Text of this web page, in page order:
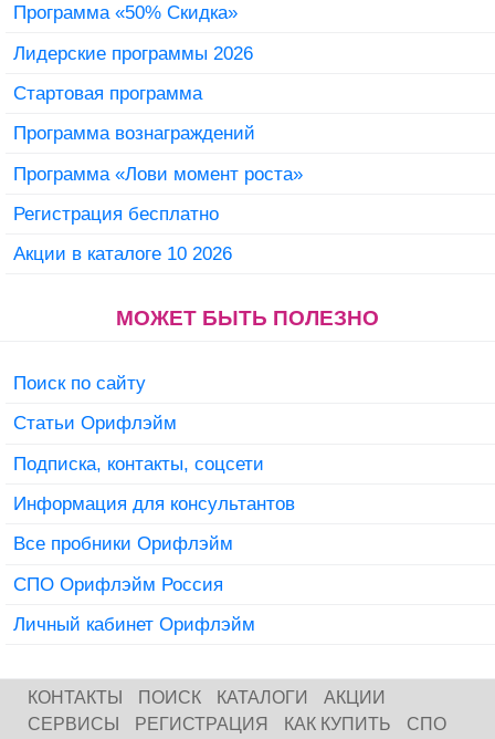
Программа «50% Скидка»
Лидерские программы 2026
Стартовая программа
Программа вознаграждений
Программа «Лови момент роста»
Регистрация бесплатно
Акции в каталоге 10 2026
МОЖЕТ БЫТЬ ПОЛЕЗНО
Поиск по сайту
Статьи Орифлэйм
Подписка, контакты, соцсети
Информация для консультантов
Все пробники Орифлэйм
СПО Орифлэйм Россия
Личный кабинет Орифлэйм
КОНТАКТЫ ПОИСК КАТАЛОГИ
АКЦИИ
СЕРВИСЫ
РЕГИСТРАЦИЯ КАК КУПИТЬ
СПО